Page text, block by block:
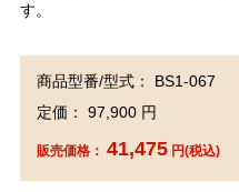
す。
商品型番/型式： BS1-067
定価： 97,900 円
販売価格： 41,475円(税込)